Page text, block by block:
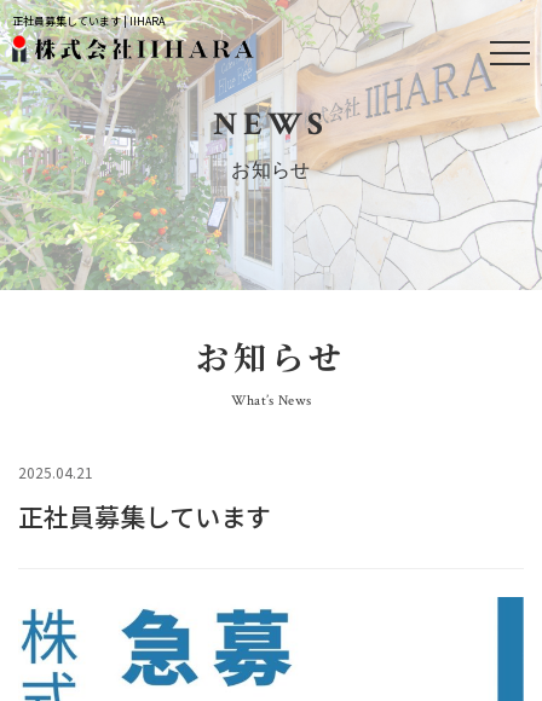
正社員募集しています | IIHARA
NEWS
お知らせ
お知らせ
What’s News
2025.04.21
正社員募集しています